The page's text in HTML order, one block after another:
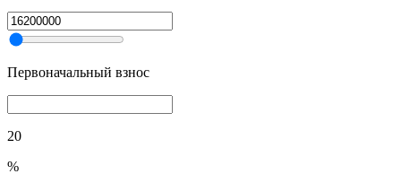
Первоначальный взнос
20
%